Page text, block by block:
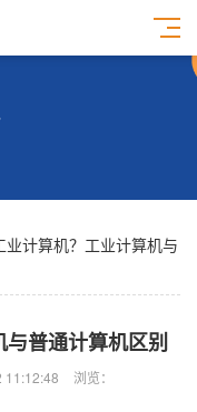
业计算机？工业计算机与
普通计算机区别
11:12:48 浏览：